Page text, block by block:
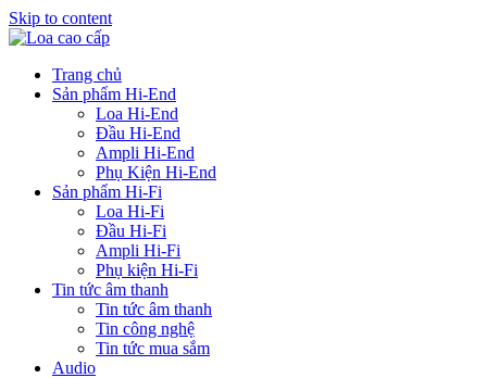
Skip to content
Trang chủ
Sản phẩm Hi-End
Loa Hi-End
Đầu Hi-End
Ampli Hi-End
Phụ Kiện Hi-End
Sản phẩm Hi-Fi
Loa Hi-Fi
Đầu Hi-Fi
Ampli Hi-Fi
Phụ kiện Hi-Fi
Tin tức âm thanh
Tin tức âm thanh
Tin công nghệ
Tin tức mua sắm
Audio